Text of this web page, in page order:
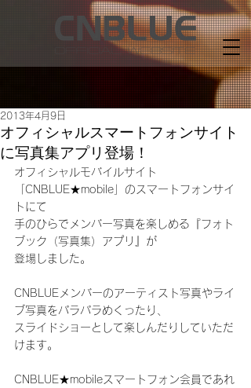
オフィシャルスマートフォンサイト
に写真集アプリ登場！
2013年4月9日
オフィシャルモバイルサイト
「CNBLUE★mobile」のスマートフォンサイ
トにて
手のひらでメンバー写真を楽しめる『フォト
ブック（写真集）アプリ』が
登場しました。
CNBLUEメンバーのアーティスト写真やライ
ブ写真をパラパラめくったり、
スライドショーとして楽しんだりしていただ
けます。
CNBLUE★mobileスマートフォン会員であれ